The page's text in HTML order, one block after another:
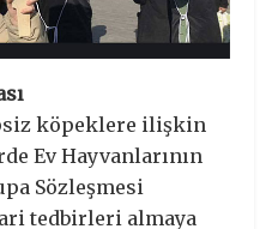
köpeklere ilişkin
Ev Hayvanlarının
Sözleşmesi
tedbirleri almaya